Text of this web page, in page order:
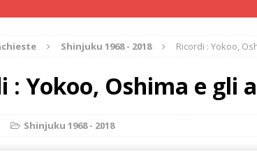
Shinjuku 1968 - 2018 Ricordi : Yokoo,
: Yokoo, Oshima e gli
Shinjuku 1968 - 2018